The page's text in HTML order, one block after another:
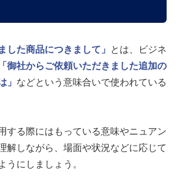
した商品につきまして」
とは、ビジネ
「御社からご依頼いただきました追加の
」 などという意味合いで使われている
する際にはもっている意味やニュアン
解しながら、場面や状況などに応じて
うにしましょう。